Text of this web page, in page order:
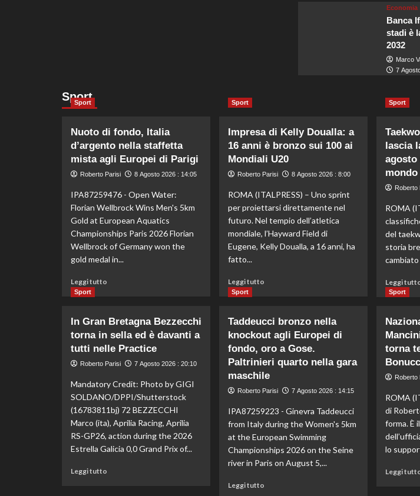
Economia
Banca
stadi è
2032
Marco
7
Sport
Sport
Nuoto di fondo, Italia
d’argento nella staffetta
mista agli Europei di Parigi
Roberto Parisi 8 Agosto 2026 : 14:05
IPA87259476 - Open Water:
Florian Wellbrock Wins Men's 5km
Gold at European Aquatics
Championships Paris 2026 Florian
Wellbrock of Germany won the
gold medal in...
Leggi tuttoLeggi
Nuoto
di
fondo,
d’argento
nella
mista
agli
Europei
di
Parigi
Sport
Impresa di Kelly Doualla: a
16 anni è bronzo sui 100 ai
Mondiali U20
Roberto Parisi 8 Agosto 2026 : 8:00
ROMA (ITALPRESS) – Uno sprint
per proiettarsi direttamente nel
futuro. Nel tempio dell’atletica
mondiale, l’Hayward Field di
Eugene, Kelly Doualla, a 16 anni, ha
fatto...
Leggi tuttoLeggi
Impresa
di
Kelly
Doualla:
16
anni
bronzo
sui
100
ai
Mondiali
Sport
lascia
agosto
mondo
Roberto
ROMA
del
storia
Leggi
Sport
In Gran Bretagna Bezzecchi
torna in sella ed è davanti a
tutti nelle Practice
Roberto Parisi 7 Agosto 2026 : 20:10
Mandatory Credit: Photo by GIGI
SOLDANO/DPPI/Shutterstock
(16783811bj) 72 BEZZECCHI
Marco (ita), Aprilia Racing, Aprilia
RS-GP26, action during the 2026
Estrella Galicia 0,0 Grand Prix of...
Leggi tuttoLeggi
Sport
Taddeucci bronzo nella
knockout agli Europei di
fondo, oro a Gose.
Paltrinieri quarto nella gara
maschile
Roberto Parisi 7 Agosto 2026 : 14:15
IPA87259223 - Ginevra Taddeucci
from Italy during the Women's 5km
at the European Swimming
Championships 2026 on the Seine
river in Paris on August 5,...
Leggi tuttoLeggi
Sport
torna
Roberto
ROMA
di
forma. È
lo
Leggi